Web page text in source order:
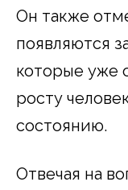
Он также
появляются
которые уже
росту
состоянию.
Отвечая на